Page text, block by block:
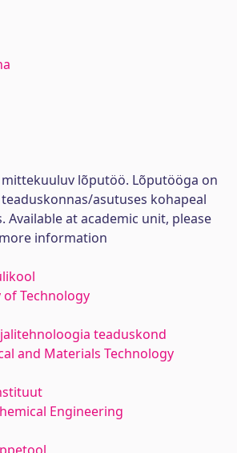
lõputöö. Lõputööga on
asutuses kohapeal
Available at academic unit, please
information
Technology
teaduskond
and Materials Technology
Engineering